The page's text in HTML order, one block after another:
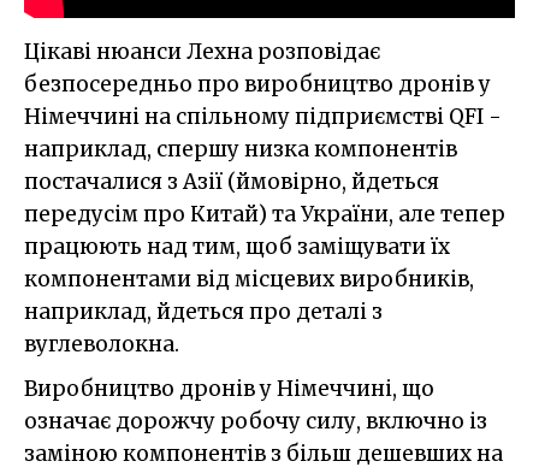
Цікаві нюанси Лехна розповідає
безпосередньо про виробництво дронів у
Німеччині на спільному підприємстві QFI -
наприклад, спершу низка компонентів
постачалися з Азії (ймовірно, йдеться
передусім про Китай) та України, але тепер
працюють над тим, щоб заміщувати їх
компонентами від місцевих виробників,
наприклад, йдеться про деталі з
вуглеволокна.
Виробництво дронів у Німеччині, що
означає дорожчу робочу силу, включно із
заміною компонентів з більш дешевших на